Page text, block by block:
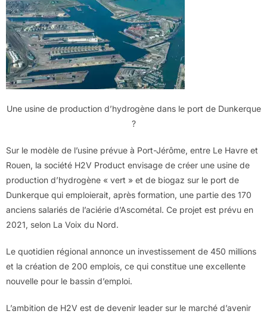
Une usine de production d’hydrogène dans le port de Dunkerque
?
Sur le modèle de l’usine prévue à Port-Jérôme, entre Le Havre et
Rouen, la société H2V Product envisage de créer une usine de
production d’hydrogène « vert » et de biogaz sur le port de
Dunkerque qui emploierait, après formation, une partie des 170
anciens salariés de l’aciérie d’Ascométal. Ce projet est prévu en
2021, selon La Voix du Nord.
Le quotidien régional annonce un investissement de 450 millions
et la création de 200 emplois, ce qui constitue une excellente
nouvelle pour le bassin d’emploi.
L’ambition de H2V est de devenir leader sur le marché d’avenir